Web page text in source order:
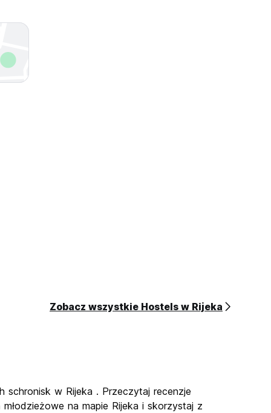
Zobacz wszystkie Hostels w Rijeka
schronisk w Rijeka . Przeczytaj recenzje
na mapie Rijeka i skorzystaj z